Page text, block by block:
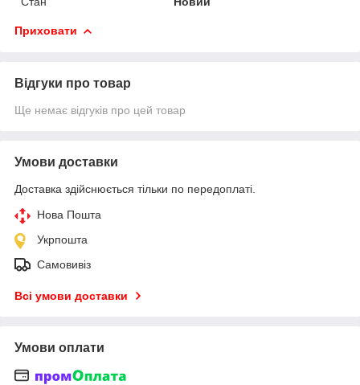
Приховати
Відгуки про товар
Ще немає відгуків про цей товар
Умови доставки
Доставка здійснюється тільки по передоплаті.
Нова Пошта
Укрпошта
Самовивіз
Всі умови доставки
Умови оплати